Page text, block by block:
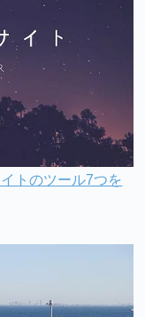
トのツール7つを